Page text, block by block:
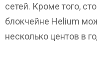
сетей. Кроме того,
блокчейне Helium
несколько центов в